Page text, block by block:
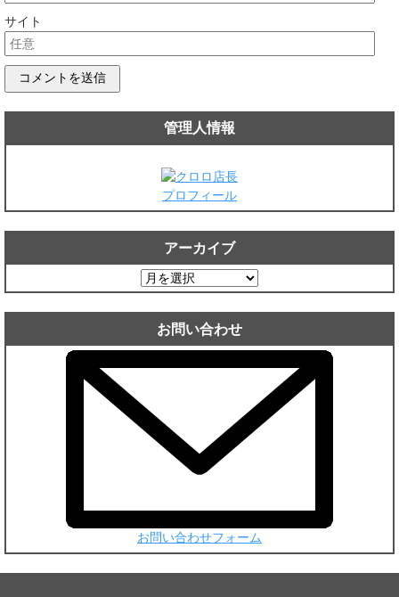
サイト
管理人情報
プロフィール
アーカイブ
ア
ー
カ
ブ
お問い合わせ
お問い合わせフォーム